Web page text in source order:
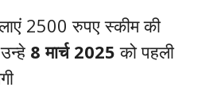
2500 रुपए स्कीम की
8 मार्च 2025 को पहली